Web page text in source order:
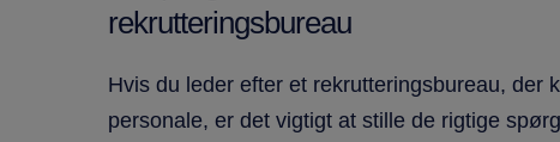
rekrutteringsbureau
Hvis du leder efter et rekrutteringsbureau, der
personale, er det vigtigt at stille de rigtige